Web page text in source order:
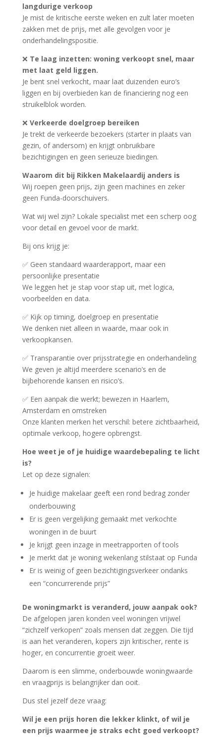
langdurige verkoop
Je mist de kritische eerste weken en zult later moeten
zakken met de prijs, met alle gevolgen voor je
onderhandelingspositie.
❌ Te laag inzetten: woning verkoopt snel, maar
met laat geld liggen.
Je bent snel verkocht, maar laat duizenden euro’s
liggen en bij overbieden kan de financiering nog een
struikelblok worden.
❌ Verkeerde doelgroep bereiken
Je trekt de verkeerde bezoekers (starter in plaats van
gezin, of andersom) en krijgt onbruikbare
bezichtigingen en geen serieuze biedingen.
Waarom dit bij Rikken Makelaardij anders is
Wij roepen geen prijs, zijn geen machines en zeker
geen Funda-doorschuivers.
Wat wij wel zijn? Lokale specialist met een scherp oog
voor detail en gevoel voor de markt.
Bij ons krijg je:
✅ Geen standaard waarderapport, maar een
persoonlijke presentatie
We leggen het je stap voor stap uit, met logica,
voorbeelden en data.
✅ Kijk op timing, doelgroep en presentatie
We denken niet alleen in waarde, maar ook in
verkoopkansen.
✅ Transparantie over prijsstrategie en onderhandeling
We geven je altijd meerdere scenario’s en de
bijbehorende kansen en risico’s.
✅ Een aanpak die werkt; bewezen in Haarlem,
Amsterdam en omstreken
Onze klanten merken het verschil: betere zichtbaarheid,
optimale verkoop, hogere opbrengst.
Hoe weet je of je huidige waardebepaling te licht
is?
Let op deze signalen:
Je huidige makelaar geeft een rond bedrag zonder
onderbouwing
Er is geen vergelijking gemaakt met verkochte
woningen in de buurt
Je krijgt geen inzage in meetrapporten of tools
Je merkt dat je woning wekenlang stilstaat op Funda
Er is weinig of geen bezichtigingsverkeer ondanks
een “concurrerende prijs”
De woningmarkt is veranderd, jouw aanpak ook?
De afgelopen jaren konden veel woningen vrijwel
“zichzelf verkopen” zoals mensen dat zeggen. Die tijd
is aan het veranderen, kopers zijn kritischer, rente is
hoger, en concurrentie groeit weer.
Daarom is een slimme, onderbouwde woningwaarde
en vraagprijs is belangrijker dan ooit.
Dus stel jezelf deze vraag:
Wil je een prijs horen die lekker klinkt, of wil je
een prijs waarmee je straks echt goed verkoopt?